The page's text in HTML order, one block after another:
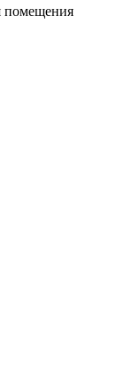
помещения